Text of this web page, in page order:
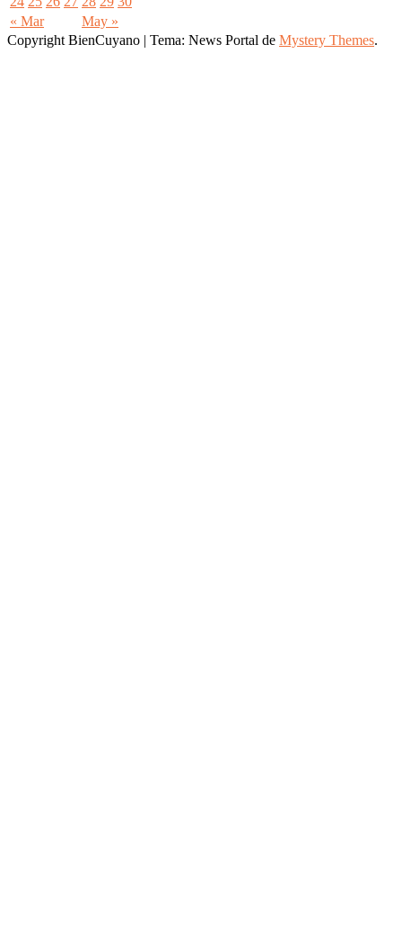
« Mar May »
Copyright BienCuyano | Tema: News Portal de Mystery Themes.